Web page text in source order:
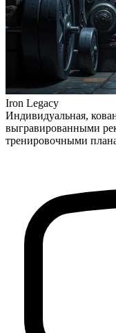
Iron Legacy
Индивидуальная,
выгравированными
тренировочными